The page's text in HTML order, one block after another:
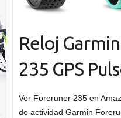
Reloj
235 GPS
Ver Foreruner 235 en
de actividad Garmin